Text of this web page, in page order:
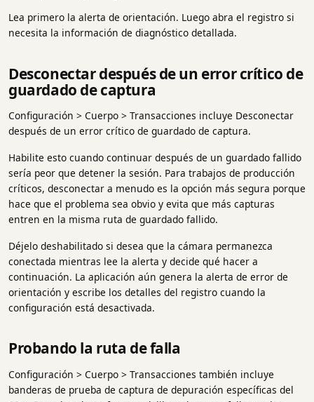
Lea primero la alerta de orientación. Luego abra el registro si
necesita la información de diagnóstico detallada.
Desconectar después de un error crítico de
guardado de captura
Configuración > Cuerpo > Transacciones incluye Desconectar
después de un error crítico de guardado de captura.
Habilite esto cuando continuar después de un guardado fallido
sería peor que detener la sesión. Para trabajos de producción
críticos, desconectar a menudo es la opción más segura porque
hace que el problema sea obvio y evita que más capturas
entren en la misma ruta de guardado fallido.
Déjelo deshabilitado si desea que la cámara permanezca
conectada mientras lee la alerta y decide qué hacer a
continuación. La aplicación aún genera la alerta de error de
orientación y escribe los detalles del registro cuando la
configuración está desactivada.
Probando la ruta de falla
Configuración > Cuerpo > Transacciones también incluye
banderas de prueba de captura de depuración específicas del